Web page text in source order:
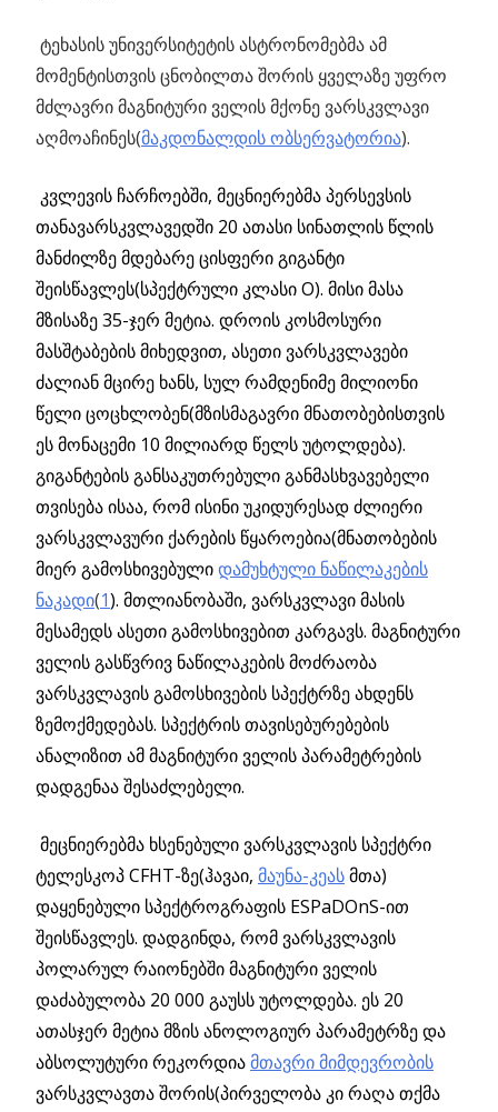
ტეხასის უნივერსიტეტის ასტრონომებმა ამ
მომენტისთვის ცნობილთა შორის ყველაზე უფრო
მძლავრი მაგნიტური ველის მქონე ვარსკვლავი
აღმოაჩინეს(მაკდონალდის ობსერვატორია).
კვლევის ჩარჩოებში, მეცნიერებმა პერსევსის
თანავარსკვლავედში 20 ათასი სინათლის წლის
მანძილზე მდებარე ცისფერი გიგანტი
შეისწავლეს(სპექტრული კლასი O). მისი მასა
მზისაზე 35-ჯერ მეტია. დროის კოსმოსური
მასშტაბების მიხედვით, ასეთი ვარსკვლავები
ძალიან მცირე ხანს, სულ რამდენიმე მილიონი
წელი ცოცხლობენ(მზისმაგავრი მნათობებისთვის
ეს მონაცემი 10 მილიარდ წელს უტოლდება).
გიგანტების განსაკუთრებული განმასხვავებელი
თვისება ისაა, რომ ისინი უკიდურესად ძლიერი
ვარსკვლავური ქარების წყაროებია(მნათობების
მიერ გამოსხივებულიდამუხტული ნაწილაკების
ნაკადი(1). მთლიანობაში, ვარსკვლავი მასის
მესამედს ასეთი გამოსხივებით კარგავს. მაგნიტური
ველის გასწვრივ ნაწილაკების მოძრაობა
ვარსკვლავის გამოსხივების სპექტრზე ახდენს
ზემოქმედებას. სპექტრის თავისებურებების
ანალიზით ამ მაგნიტური ველის პარამეტრების
დადგენაა შესაძლებელი.
მეცნიერებმა ხსენებული ვარსკვლავის სპექტრი
ტელესკოპ CFHT-ზე(ჰავაი, მაუნა-კეასმთა)
დაყენებული სპექტროგრაფის ESPaDOnS-ით
შეისწავლეს. დადგინდა, რომ ვარსკვლავის
პოლარულ რაიონებში მაგნიტური ველის
დაძაბულობა 20 000 გაუსს უტოლდება. ეს 20
ათასჯერ მეტია მზის ანოლოგიურ პარამეტრზე და
აბსოლუტური რეკორდიამთავრი მიმდევრობის
ვარსკვლავთა შორის(პირველობა კი რაღა თქმა